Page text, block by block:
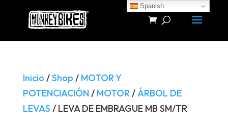
Búsqueda
productos
Inicio /Shop / MOTOR Y
POTENCIACIÓN / MOTOR/ÁRBOL DE
LEVAS / LEVA DE EMBRAGUE MB SM/TR
Spanish